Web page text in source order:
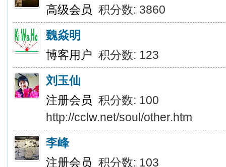
高级会员 积分数: 3860
魏焱明
博客用户 积分数: 123
刘玉仙
注册会员 积分数: 100
http://cclw.net/soul/other.htm
李峰
注册会员 积分数: 103